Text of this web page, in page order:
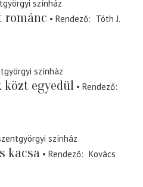
színház
románc Rendező
Tóth J.
színház
közt egyedül
Rendező
színház
kacsa Rendező
Kovács